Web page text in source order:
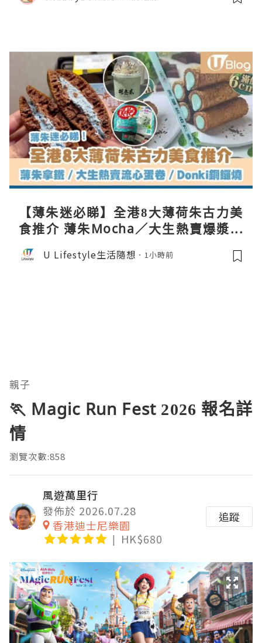
【薄朱迷必睇】全港8大薄荷朱古力美
食推介 薄朱Mocha／大生熱賣爆漿蛋
卷／Donki銅鑼燒
U Lifestyle生活隨想 1小時前
親子
🏃 Magic Run Fest 2026 報名詳
情
瀏覽次數:858
風遊萬里行
發佈於 2026.07.28
香港迪士尼樂園
HK$680
追蹤